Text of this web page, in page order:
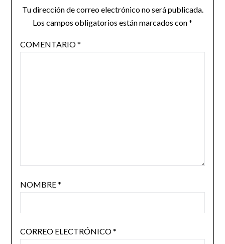
Tu dirección de correo electrónico no será publicada.
Los campos obligatorios están marcados con*
COMENTARIO*
NOMBRE*
CORREO ELECTRÓNICO*